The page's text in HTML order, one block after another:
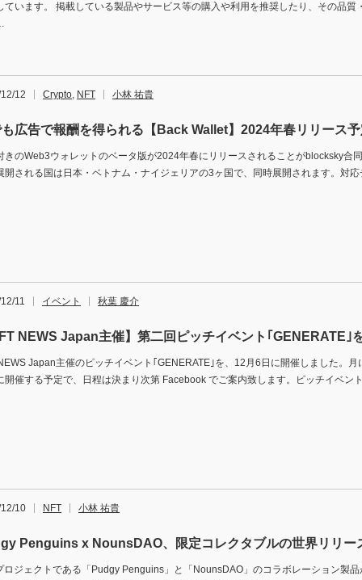
ています。 掲載している製品やサービス等の購入や利用を推奨したり、その品質
12 Crypto, NFT 小林 祐貴
広告で報酬を得られる【Back Wallet】2024年春リリース
きのWeb3ウォレットのベータ版が2024年春にリリースされることがblocksky合
開される国は日本・ベトナム・ナイジェリアの3ヶ国で、同時展開されます。対
11 イベント 秋葉 慶介
NEWS Japan主催】第二回ピッチイベント｢GENERATE｣
Japan主催のピッチイベント｢GENERATE｣を、12月6日に開催しました。
開催する予定で、日程は決まり次第 Facebook でご案内致します。ピッチイベン
10 NFT 小林 祐貴
Penguins x NounsDAO、限定コレクタブルの世界リリー
ロジェクトである「Pudgy Penguins」と「NounsDAO」のコラボレーション製